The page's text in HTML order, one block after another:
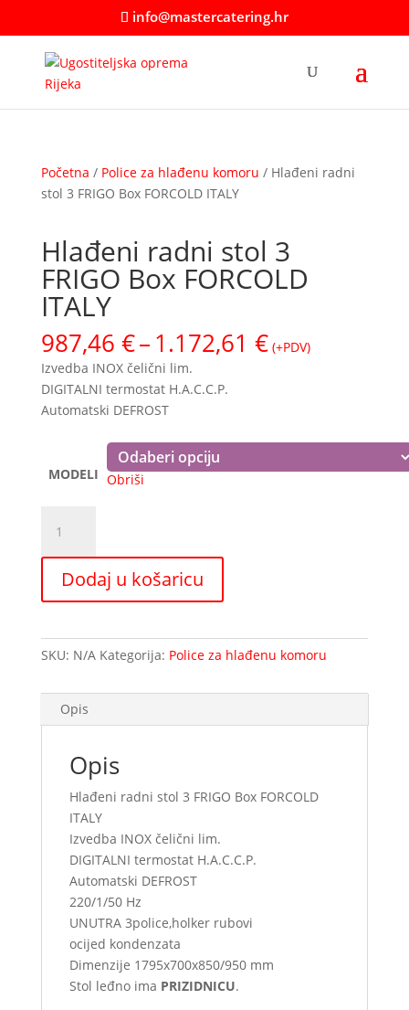
info@mastercatering.hr
Početna / Police za hlađenu komoru / Hlađeni radni
stol 3 FRIGO Box FORCOLD ITALY
Hlađeni radni stol 3
FRIGO Box FORCOLD
ITALY
987,46 €–1.172,61 €Raspon
cijena:
1.172,61 €
(+PDV)
Izvedba INOX čelični lim.
DIGITALNI termostat H.A.C.C.P.
Automatski DEFROST
MODELI Obriši
radni
stol
FRIGO
FORCOLD
ITALY
Dodaj u košaricu
SKU: N/A Kategorija: Police za hlađenu komoru
Opis
Opis
Hlađeni radni stol 3 FRIGO Box FORCOLD
ITALY
Izvedba INOX čelični lim.
DIGITALNI termostat H.A.C.C.P.
Automatski DEFROST
220/1/50 Hz
UNUTRA 3police,holker rubovi
ocijed kondenzata
Dimenzije 1795x700x850/950 mm
Stol leđno ima PRIZIDNICU.